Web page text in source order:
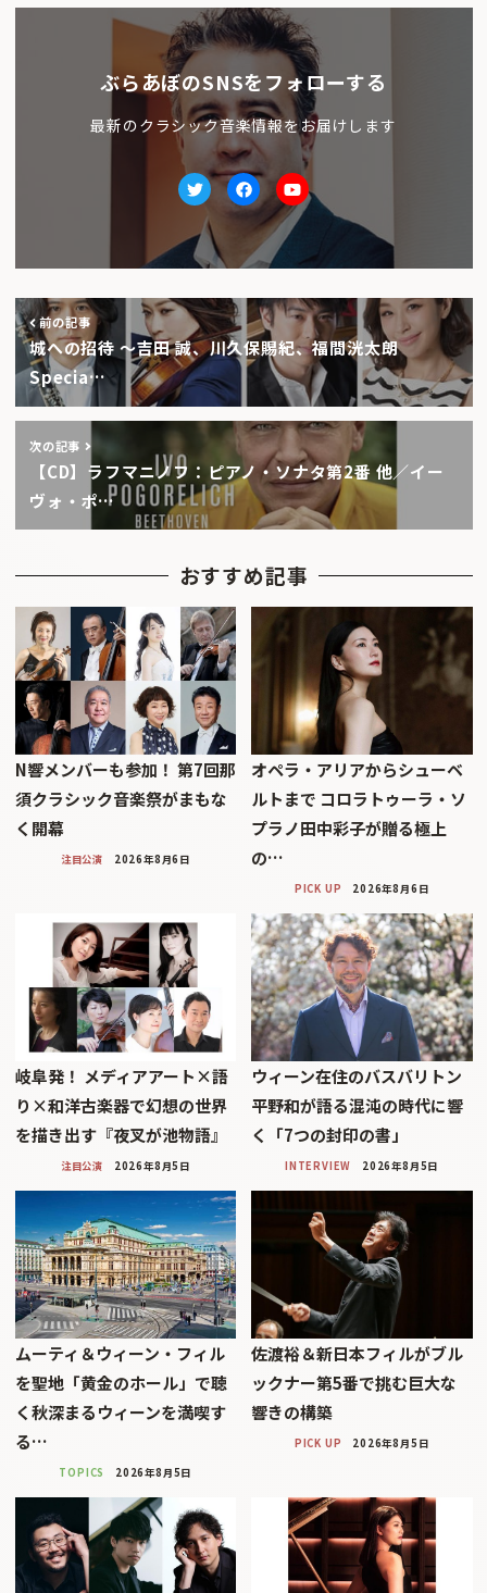
ぶらあぼのSNSをフォローする
最新のクラシック音楽情報をお届けします
TwitterfacebookYoutube
前の記事
城への招待 〜吉田 誠、川久保賜紀、福間洸太朗
Specia…
次の記事
【CD】ラフマニノフ：ピアノ・ソナタ第2番 他／イー
ヴォ・ポ…
おすすめ記事
N響メンバーも参加！ 第7回那
須クラシック音楽祭がまもな
く開幕
注目公演 2026年8月6日
オペラ・アリアからシューベ
ルトまで コロラトゥーラ・ソ
プラノ田中彩子が贈る極上
の…
PICK UP 2026年8月6日
岐阜発！ メディアアート×語
り×和洋古楽器で幻想の世界
を描き出す『夜叉が池物語』
注目公演 2026年8月5日
ウィーン在住のバスバリトン
平野和が語る混沌の時代に響
く「7つの封印の書」
INTERVIEW 2026年8月5日
ムーティ＆ウィーン・フィル
を聖地「黄金のホール」で聴
く秋深まるウィーンを満喫す
る…
TOPICS 2026年8月5日
佐渡裕＆新日本フィルがブル
ックナー第5番で挑む巨大な
響きの構築
PICK UP 2026年8月5日